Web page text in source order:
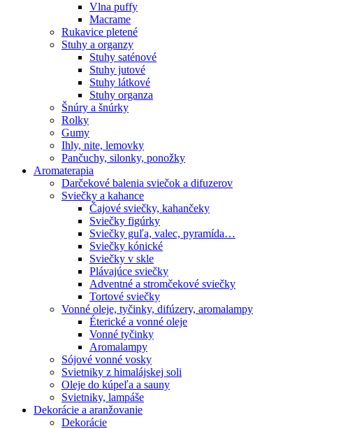
Vlna puffy
Macrame
Rukavice pletené
Stuhy a organzy
Stuhy saténové
Stuhy jutové
Stuhy látkové
Stuhy organza
Šnúry a šnúrky
Rolky
Gumy
Ihly, nite, lemovky
Pančuchy, silonky, ponožky
Aromaterapia
Darčekové balenia sviečok a difuzerov
Sviečky a kahance
Čajové sviečky, kahančeky
Sviečky figúrky
Sviečky guľa, valec, pyramída…
Sviečky kónické
Sviečky v skle
Plávajúce sviečky
Adventné a stromčekové sviečky
Tortové sviečky
Vonné oleje, tyčinky, difúzery, aromalampy
Éterické a vonné oleje
Vonné tyčinky
Aromalampy
Sójové vonné vosky
Svietniky z himalájskej soli
Oleje do kúpeľa a sauny
Svietniky, lampáše
Dekorácie a aranžovanie
Dekorácie